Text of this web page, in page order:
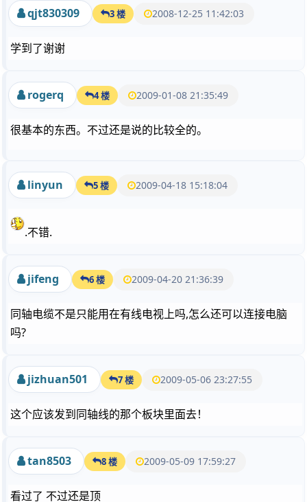
qjt830309 3 楼 2008-12-25 11:42:03
学到了谢谢
rogerq 4 楼 2009-01-08 21:35:49
很基本的东西。不过还是说的比较全的。
linyun 5 楼 2009-04-18 15:18:04
.不错.
jifeng 6 楼 2009-04-20 21:36:39
同轴电缆不是只能用在有线电视上吗,怎么还可以连接电脑
吗?
jizhuan501 7 楼 2009-05-06 23:27:55
这个应该发到同轴线的那个板块里面去！
tan8503 8 楼 2009-05-09 17:59:27
看过了 不过还是顶